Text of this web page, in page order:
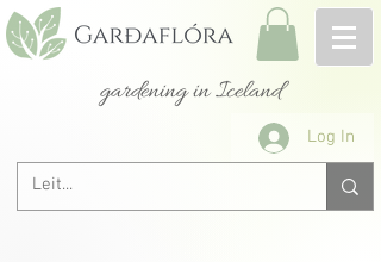
gardening in Iceland
Log In